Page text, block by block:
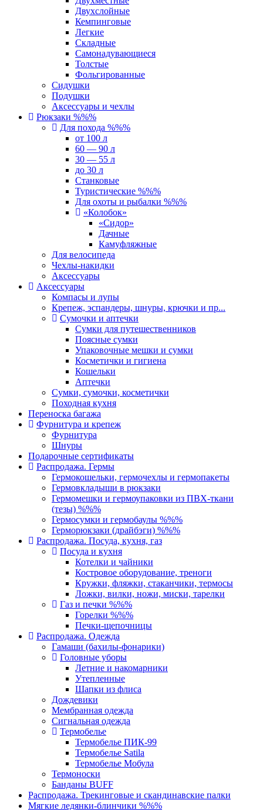
Двухслойные
Кемпинговые
Легкие
Складные
Самонадувающиеся
Толстые
Фольгированные
Сидушки
Подушки
Аксессуары и чехлы
Рюкзаки %%%
Для похода %%%
от 100 л
60 — 90 л
30 — 55 л
до 30 л
Станковые
Туристические %%%
Для охоты и рыбалки %%%
«Колобок»
«Сидор»
Дачные
Камуфляжные
Для велосипеда
Чехлы-накидки
Аксессуары
Аксессуары
Компасы и лупы
Крепеж, эспандеры, шнуры, крючки и пр...
Сумочки и аптечки
Сумки для путешественников
Поясные сумки
Упаковочные мешки и сумки
Косметички и гигиена
Кошельки
Аптечки
Сумки, сумочки, косметички
Походная кухня
Переноска багажа
Фурнитура и крепеж
Фурнитура
Шнуры
Подарочные сертификаты
Распродажа. Гермы
Гермокошельки, гермочехлы и гермопакеты
Гермовкладыши в рюкзаки
Гермомешки и гермоупаковки из ПВХ-ткани
(тезы) %%%
Гермосумки и гермобаулы %%%
Герморюкзаки (драйбэги) %%%
Распродажа. Посуда, кухня, газ
Посуда и кухня
Котелки и чайники
Костровое оборудование, треноги
Кружки, фляжки, стаканчики, термосы
Ложки, вилки, ножи, миски, тарелки
Газ и печки %%%
Горелки %%%
Печки-щепочницы
Распродажа. Одежда
Гамаши (бахилы-фонарики)
Головные уборы
Летние и накомарники
Утепленные
Шапки из флиса
Дождевики
Мембранная одежда
Сигнальная одежда
Термобелье
Термобелье ПИК-99
Термобелье Satila
Термобелье Мобула
Термоноски
Банданы BUFF
Распродажа. Трекинговые и скандинавские палки
Мягкие ледянки-блинчики %%%